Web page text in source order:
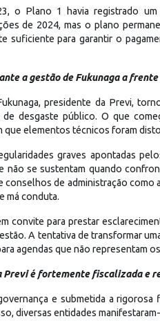
o Plano 1 havia registrado
de 2024, mas o plano
suficiente para garantir o
a gestão de Fukunaga a frente
presidente da Previ,
desgaste público. O que
elementos técnicos foram
graves apontadas
não se sustentam quando
conselhos de administração
má conduta.
convite para prestar
A tentativa de transformar
agendas que não representam
Previ é fortemente fiscalizada e
e submetida a
diversas entidades